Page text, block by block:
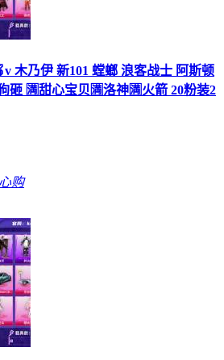
木乃伊 新101 螳螂 浪客战士 阿斯顿
砸 🈵甜心宝贝🈵洛神🈵火箭 20粉装2
购